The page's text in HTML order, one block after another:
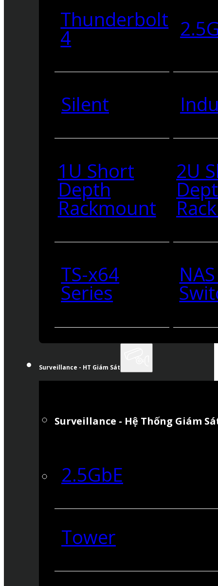
Thunderbolt
4
Silent
1U Short
Depth
Rackmount
2U
TS-x64
Series
Surveillance - HT Giám Sát
Surveillance - Hệ Thống Giám
2.5GbE
Tower